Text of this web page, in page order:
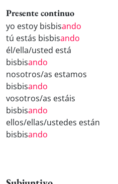
Presente continuo
yo estoy bisbisando
tú estás bisbisando
él/ella/usted está
bisbisando
nosotros/as estamos
bisbisando
vosotros/as estáis
bisbisando
ellos/ellas/ustedes están
bisbisando